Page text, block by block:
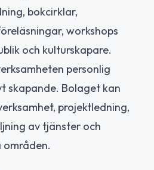
bokcirklar,
workshops
och kulturskapare.
personlig
skapande. Bolaget kan
projektledning,
av tjänster och
områden.